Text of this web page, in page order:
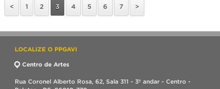
< 1 2 3 4 5 6 7 >
LOCALIZE O PPGAVI
Centro de Artes
Rua Coronel Alberto Rosa, 62, Sala 311 - 3º andar - Centro -